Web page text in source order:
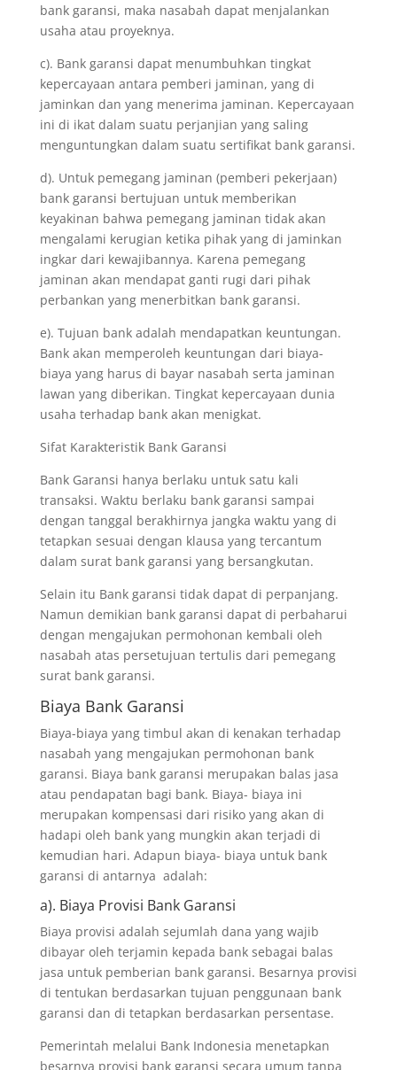
bank garansi, maka nasabah dapat menjalankan
usaha atau proyeknya.
c). Bank garansi dapat menumbuhkan tingkat
kepercayaan antara pemberi jaminan, yang di
jaminkan dan yang menerima jaminan. Kepercayaan
ini di ikat dalam suatu perjanjian yang saling
menguntungkan dalam suatu sertifikat bank garansi.
d). Untuk pemegang jaminan (pemberi pekerjaan)
bank garansi bertujuan untuk memberikan
keyakinan bahwa pemegang jaminan tidak akan
mengalami kerugian ketika pihak yang di jaminkan
ingkar dari kewajibannya. Karena pemegang
jaminan akan mendapat ganti rugi dari pihak
perbankan yang menerbitkan bank garansi.
e). Tujuan bank adalah mendapatkan keuntungan.
Bank akan memperoleh keuntungan dari biaya-
biaya yang harus di bayar nasabah serta jaminan
lawan yang diberikan. Tingkat kepercayaan dunia
usaha terhadap bank akan menigkat.
Sifat Karakteristik Bank Garansi
Bank Garansi hanya berlaku untuk satu kali
transaksi. Waktu berlaku bank garansi sampai
dengan tanggal berakhirnya jangka waktu yang di
tetapkan sesuai dengan klausa yang tercantum
dalam surat bank garansi yang bersangkutan.
Selain itu Bank garansi tidak dapat di perpanjang.
Namun demikian bank garansi dapat di perbaharui
dengan mengajukan permohonan kembali oleh
nasabah atas persetujuan tertulis dari pemegang
surat bank garansi.
Biaya Bank Garansi
Biaya-biaya yang timbul akan di kenakan terhadap
nasabah yang mengajukan permohonan bank
garansi. Biaya bank garansi merupakan balas jasa
atau pendapatan bagi bank. Biaya- biaya ini
merupakan kompensasi dari risiko yang akan di
hadapi oleh bank yang mungkin akan terjadi di
kemudian hari. Adapun biaya- biaya untuk bank
garansi di antarnya adalah:
a). Biaya Provisi Bank Garansi
Biaya provisi adalah sejumlah dana yang wajib
dibayar oleh terjamin kepada bank sebagai balas
jasa untuk pemberian bank garansi. Besarnya provisi
di tentukan berdasarkan tujuan penggunaan bank
garansi dan di tetapkan berdasarkan persentase.
Pemerintah melalui Bank Indonesia menetapkan
besarnya provisi bank garansi secara umum tanpa